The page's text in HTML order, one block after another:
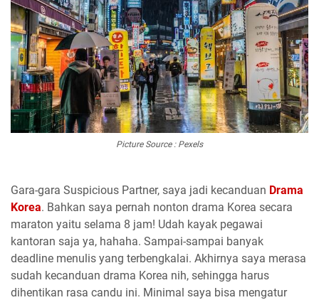
Picture Source : Pexels
Gara-gara Suspicious Partner, saya jadi kecanduan Drama
Korea. Bahkan saya pernah nonton drama Korea secara
maraton yaitu selama 8 jam! Udah kayak pegawai
kantoran saja ya, hahaha. Sampai-sampai banyak
deadline menulis yang terbengkalai. Akhirnya saya merasa
sudah kecanduan drama Korea nih, sehingga harus
dihentikan rasa candu ini. Minimal saya bisa mengatur